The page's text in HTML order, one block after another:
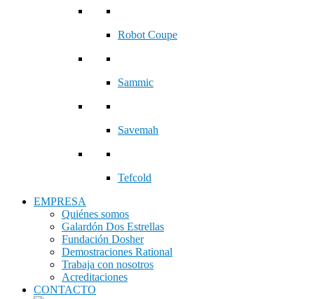
Robot Coupe
Sammic
Savemah
Tefcold
EMPRESA
Quiénes somos
Galardón Dos Estrellas
Fundación Dosher
Demostraciones Rational
Trabaja con nosotros
Acreditaciones
CONTACTO